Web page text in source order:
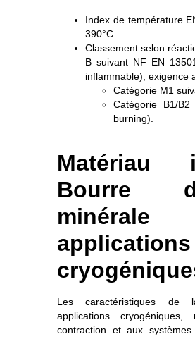
Index de température
390°C.
Classement selon
B suivant NF EN
inflammable), exigence
Catégorie M1
Catégorie B1/
burning).
Matériau
Bourre
applications
Les caractéristiques de
applications
contraction et aux